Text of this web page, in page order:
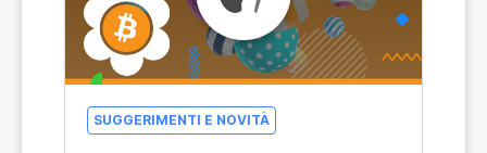
poi considereremo non solo le
installazioni desktop ma anche quelle
in Android. Attira utenti mobile e
guadagna di più!
SUGGERIMENTI E NOVITÀ